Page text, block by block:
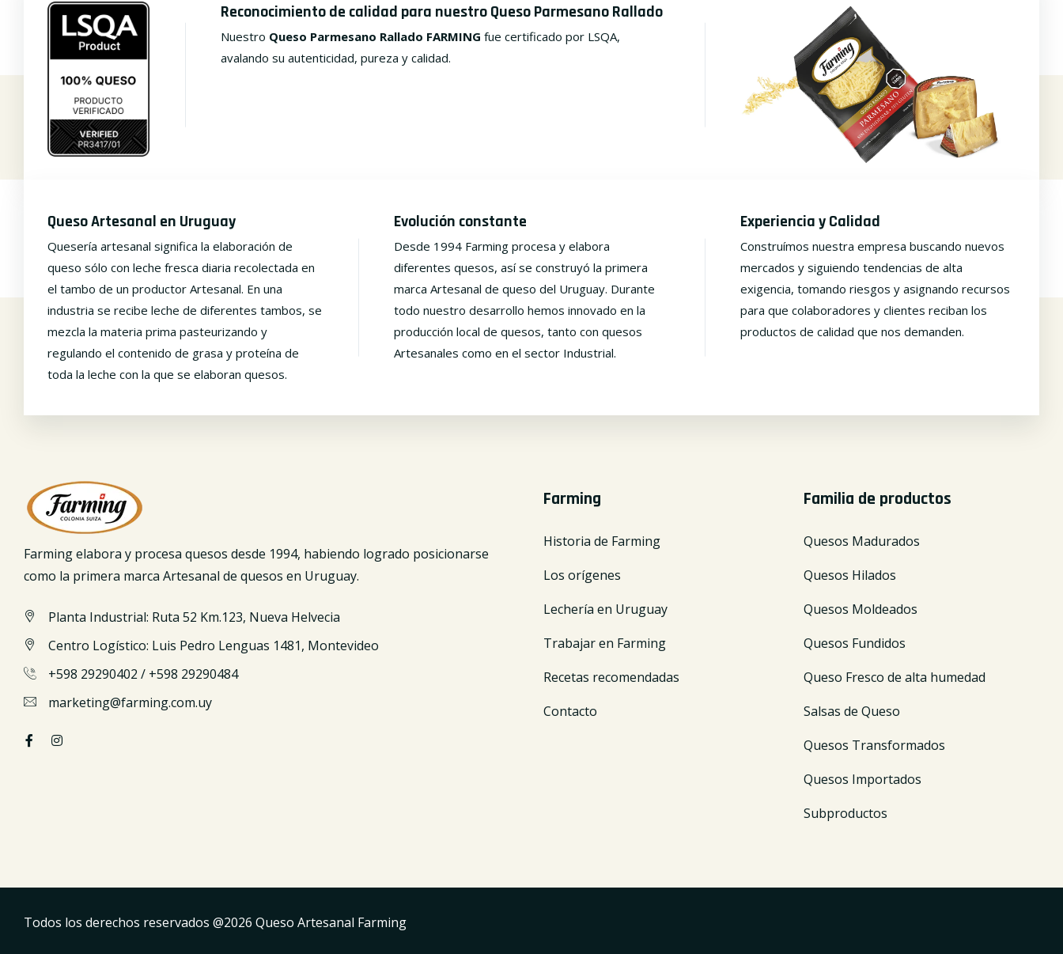
Reconocimiento de calidad para nuestro Queso Parmesano Rallado
Nuestro Queso Parmesano Rallado FARMING fue certificado por LSQA,
avalando su autenticidad, pureza y calidad.
Queso Artesanal en Uruguay
Quesería artesanal significa la elaboración de
queso sólo con leche fresca diaria recolectada en
el tambo de un productor Artesanal. En una
industria se recibe leche de diferentes tambos, se
mezcla la materia prima pasteurizando y
regulando el contenido de grasa y proteína de
toda la leche con la que se elaboran quesos.
Evolución constante
Desde 1994 Farming procesa y elabora
diferentes quesos, así se construyó la primera
marca Artesanal de queso del Uruguay. Durante
todo nuestro desarrollo hemos innovado en la
producción local de quesos, tanto con quesos
Artesanales como en el sector Industrial.
Experiencia y Calidad
Construímos nuestra empresa buscando nuevos
mercados y siguiendo tendencias de alta
exigencia, tomando riesgos y asignando recursos
para que colaboradores y clientes reciban los
productos de calidad que nos demanden.
Farming elabora y procesa quesos desde 1994, habiendo logrado posicionarse
como la primera marca Artesanal de quesos en Uruguay.
Planta Industrial: Ruta 52 Km.123, Nueva Helvecia
Centro Logístico: Luis Pedro Lenguas 1481, Montevideo
+598 29290402 / +598 29290484
marketing@farming.com.uy
Farming
Historia de Farming
Los orígenes
Lechería en Uruguay
Trabajar en Farming
Recetas recomendadas
Contacto
Familia de productos
Quesos Madurados
Quesos Hilados
Quesos Moldeados
Quesos Fundidos
Queso Fresco de alta humedad
Salsas de Queso
Quesos Transformados
Quesos Importados
Subproductos
Todos los derechos reservados @2026 Queso Artesanal Farming